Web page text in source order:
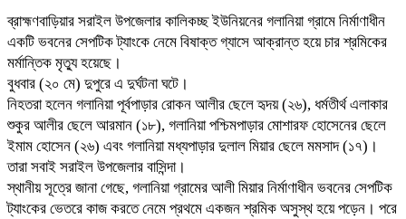
ব্রাহ্মণবাড়িয়ার সরাইল উপজেলার কালিকচ্ছ ইউনিয়নের গলানিয়া গ্রামে নির্মাণাধীন
একটি ভবনের সেপটিক ট্যাংকে নেমে বিষাক্ত গ্যাসে আক্রান্ত হয়ে চার শ্রমিকের
মর্মান্তিক মৃত্যু হয়েছে।
বুধবার (২০ মে) দুপুরে এ দুর্ঘটনা ঘটে।
নিহতরা হলেন গলানিয়া পূর্বপাড়ার রোকন আলীর ছেলে হৃদয় (২৬), ধর্মতীর্থ এলাকার
শুকুর আলীর ছেলে আরমান (১৮), গলানিয়া পশ্চিমপাড়ার মোশারফ হোসেনের ছেলে
ইমাম হোসেন (২৬) এবং গলানিয়া মধ্যপাড়ার দুলাল মিয়ার ছেলে মমসাদ (১৭)।
তারা সবাই সরাইল উপজেলার বাসিন্দা।
স্থানীয় সূত্রে জানা গেছে, গলানিয়া গ্রামের আলী মিয়ার নির্মাণাধীন ভবনের সেপটিক
ট্যাংকের ভেতরে কাজ করতে নেমে প্রথমে একজন শ্রমিক অসুস্থ হয়ে পড়েন। পরে